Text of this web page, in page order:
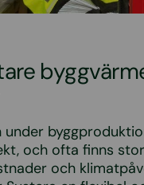
under
och ofta finns
och